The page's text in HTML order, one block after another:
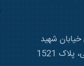
شهید
1521